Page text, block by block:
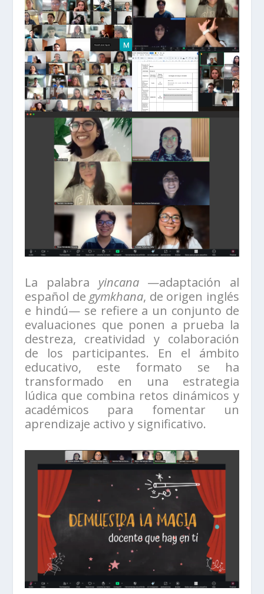
La palabra yincana —adaptación al
español degymkhana, de origen inglés
e hindú— se refiere a un conjunto de
evaluaciones que ponen a prueba la
destreza, creatividad y colaboración
de los participantes. En el ámbito
educativo, este formato se ha
transformado en una estrategia
lúdica que combina retos dinámicos y
académicos para fomentar un
aprendizaje activo y significativo.